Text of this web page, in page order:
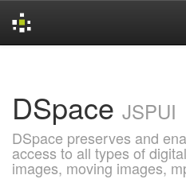
DSpace JSPUI
DSpace preserves and
access to all types of
images, moving images,